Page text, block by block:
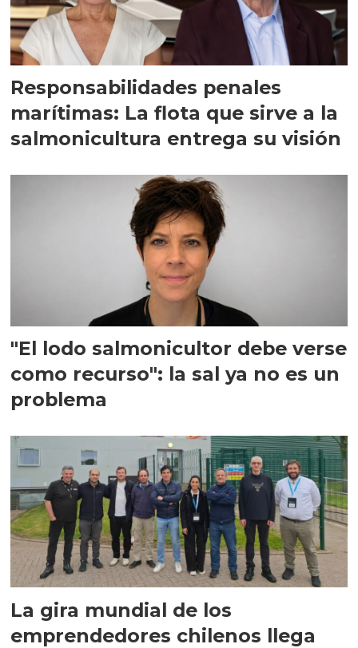
Responsabilidades penales
marítimas: La flota que sirve a la
salmonicultura entrega su visión
"El lodo salmonicultor debe verse
como recurso": la sal ya no es un
problema
La gira mundial de los
emprendedores chilenos llega